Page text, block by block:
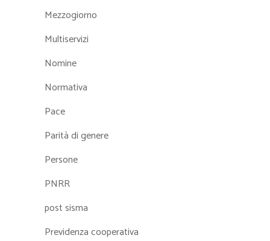
Mezzogiorno
Multiservizi
Nomine
Normativa
Pace
Parità di genere
Persone
PNRR
post sisma
Previdenza cooperativa